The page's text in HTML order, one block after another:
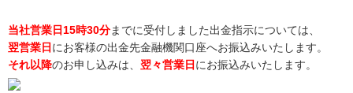
当社営業日15時30分までに受付しました出金指示については、
翌営業日 にお客様の出金先金融機関口座へお振込みいたします。
それ以降のお申し込みは、 翌々営業日 にお振込みいたします。